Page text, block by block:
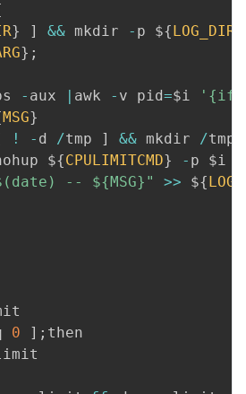
} ] && mkdir - p ${LOG_DIR
} ;
- aux | awk - v pid=$i
MSG}
! - d /tmp ] && mkdir /tmp
nohup $
{CPULIMITCMD} - p $i
-- ${MSG}" >> ${
0 ] ; then